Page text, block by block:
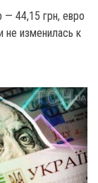
— 44,15 грн, евро
не изменилась к